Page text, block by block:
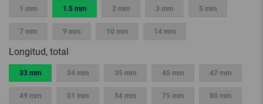
1 mm 1.5 mm 2 mm 3 mm 5 mm
7 mm 9 mm 10 mm 14 mm
Longitud, total
33 mm 34 mm 35 mm 45 mm 47 mm
49 mm 51 mm 54 mm 75 mm 80 mm